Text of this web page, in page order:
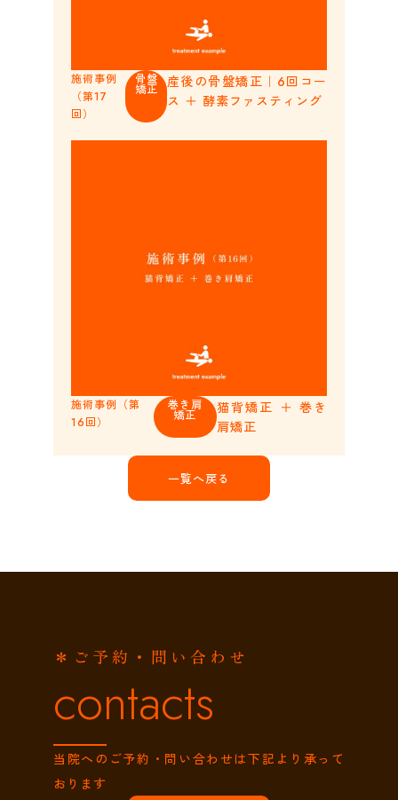
施術事例
（第17
回）
骨盤
矯正
産後の骨盤矯正｜6回コー
ス ＋ 酵素ファスティング
施術事例（第
16回）
巻き肩
矯正
猫背矯正 ＋ 巻き
肩矯正
一覧へ戻る
＊ご予約・問い合わせ
contacts
当院へのご予約・問い合わせは下記より承って
おります